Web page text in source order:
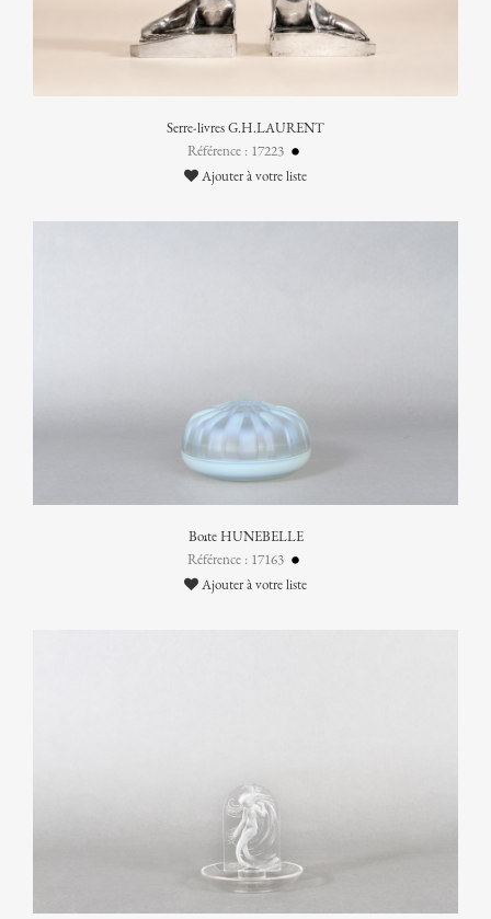
Serre-livres G.H.LAURENT
Référence : 17223
Ajouter à votre liste
Boîte HUNEBELLE
Référence : 17163
Ajouter à votre liste